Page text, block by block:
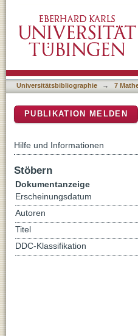
Universitätsbibliographie → 7
PUBLIKATION MELDEN
Hilfe und Informationen
Stöbern
Dokumentanzeige
Erscheinungsdatum
Autoren
Titel
DDC-Klassifikation